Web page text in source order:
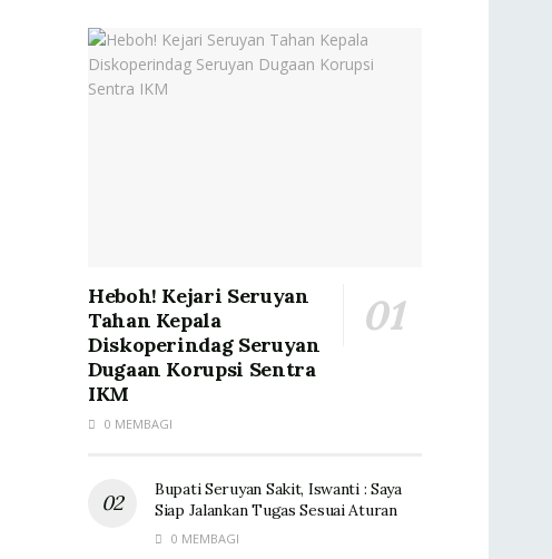
Heboh! Kejari Seruyan
Tahan Kepala
Diskoperindag Seruyan
Dugaan Korupsi Sentra
IKM
0 MEMBAGI
Bupati Seruyan Sakit, Iswanti : Saya
Siap Jalankan Tugas Sesuai Aturan
0 MEMBAGI